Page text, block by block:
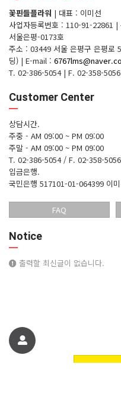
꽃핀들플라워 | 대표 : 이미선
사업자등록번호 : 110-91-22861 |
서울은평-0173호
주소 : 03449 서울 은평구 은평로
딩) | E-mail :
T. 02-386-5054 | F. 02-358-5056
Customer Center
상담시간.
주중 - AM 09:00 ~ PM 09:00
주말 - AM 09:00 ~ PM 09:00
T. 02-386-5054 / F. 02-358-5056
입금은행.
국민은행 517101-01-064399 이
FAQ
Notice
출력할 최신글이 없습니다.
친